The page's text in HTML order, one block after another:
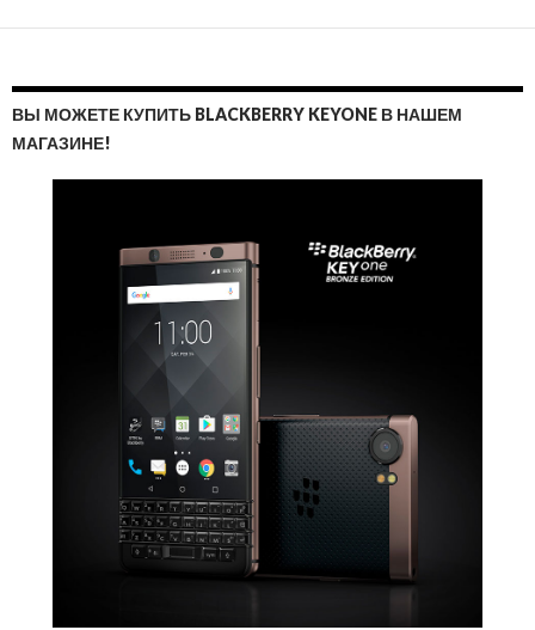
ВЫ МОЖЕТЕ КУПИТЬ BLACKBERRY KEYONE В НАШЕМ
МАГАЗИНЕ!